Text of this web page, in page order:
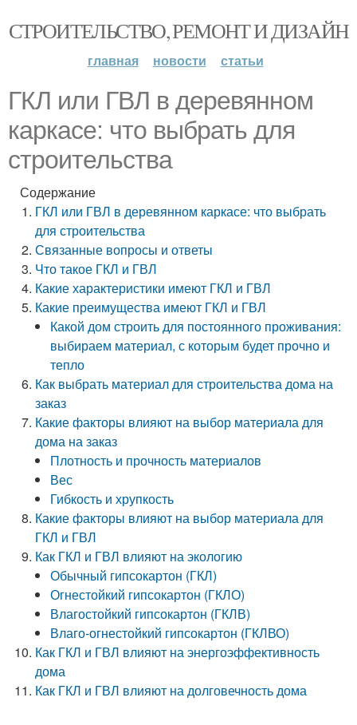
СТРОИТЕЛЬСТВО, РЕМОНТ И ДИЗАЙН
главная новости статьи
ГКЛ или ГВЛ в деревянном
каркасе: что выбрать для
строительства
Содержание
ГКЛ или ГВЛ в деревянном каркасе: что выбрать
для строительства
Связанные вопросы и ответы
Что такое ГКЛ и ГВЛ
Какие характеристики имеют ГКЛ и ГВЛ
Какие преимущества имеют ГКЛ и ГВЛ
Какой дом строить для постоянного проживания:
выбираем материал, с которым будет прочно и
тепло
Как выбрать материал для строительства дома на
заказ
Какие факторы влияют на выбор материала для
дома на заказ
Плотность и прочность материалов
Вес
Гибкость и хрупкость
Какие факторы влияют на выбор материала для
ГКЛ и ГВЛ
Как ГКЛ и ГВЛ влияют на экологию
Обычный гипсокартон (ГКЛ)
Огнестойкий гипсокартон (ГКЛО)
Влагостойкий гипсокартон (ГКЛВ)
Влаго-огнестойкий гипсокартон (ГКЛВО)
Как ГКЛ и ГВЛ влияют на энергоэффективность
дома
Как ГКЛ и ГВЛ влияют на долговечность дома